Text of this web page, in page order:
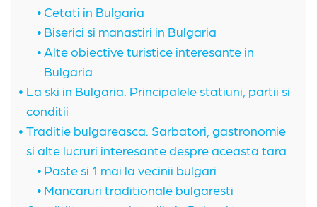
Cetati in Bulgaria
Biserici si manastiri in Bulgaria
Alte obiective turistice interesante in
Bulgaria
La ski in Bulgaria. Principalele statiuni, partii si
conditii
Traditie bulgareasca. Sarbatori, gastronomie
si alte lucruri interesante despre aceasta tara
Paste si 1 mai la vecinii bulgari
Mancaruri traditionale bulgaresti